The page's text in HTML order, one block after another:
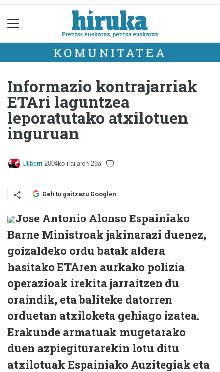
KOMUNITATEA
Informazio kontrajarriak
ETAri laguntzea
leporatutako atxilotuen
inguruan
Ukberri 2004ko irailaren 29a
Gehitu gaitzazu Googlen
Jose Antonio Alonso Espainiako
Barne Ministroak jakinarazi duenez,
goizaldeko ordu batak aldera
hasitako ETAren aurkako polizia
operazioak irekita jarraitzen du
oraindik, eta baliteke datorren
orduetan atxiloketa gehiago izatea.
Erakunde armatuak mugetarako
duen azpiegiturarekin lotu ditu
atxilotuak Espainiako Auzitegiak eta